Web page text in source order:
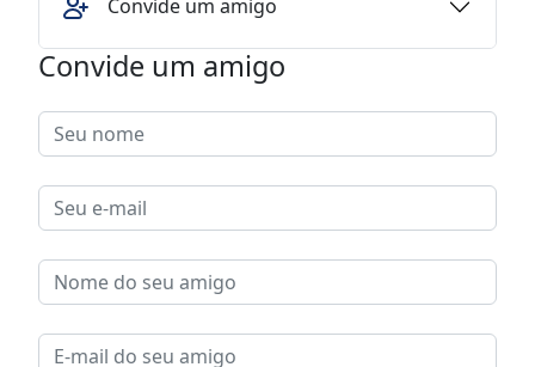
Convide um amigo
Convide um amigo